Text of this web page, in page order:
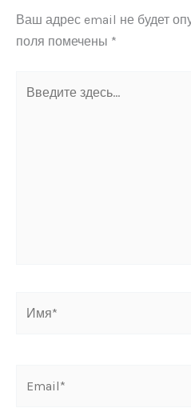
Ваш адрес email не будет
поля помечены *
здесь...